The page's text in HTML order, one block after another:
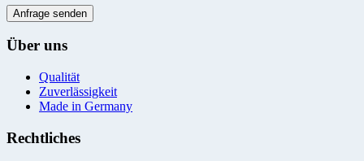
Anfrage senden
Über uns
Qualität
Zuverlässigkeit
Made in Germany
Rechtliches